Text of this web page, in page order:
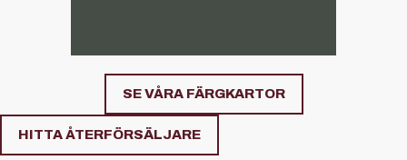
SE VÅRA FÄRGKARTOR
HITTA ÅTERFÖRSÄLJARE